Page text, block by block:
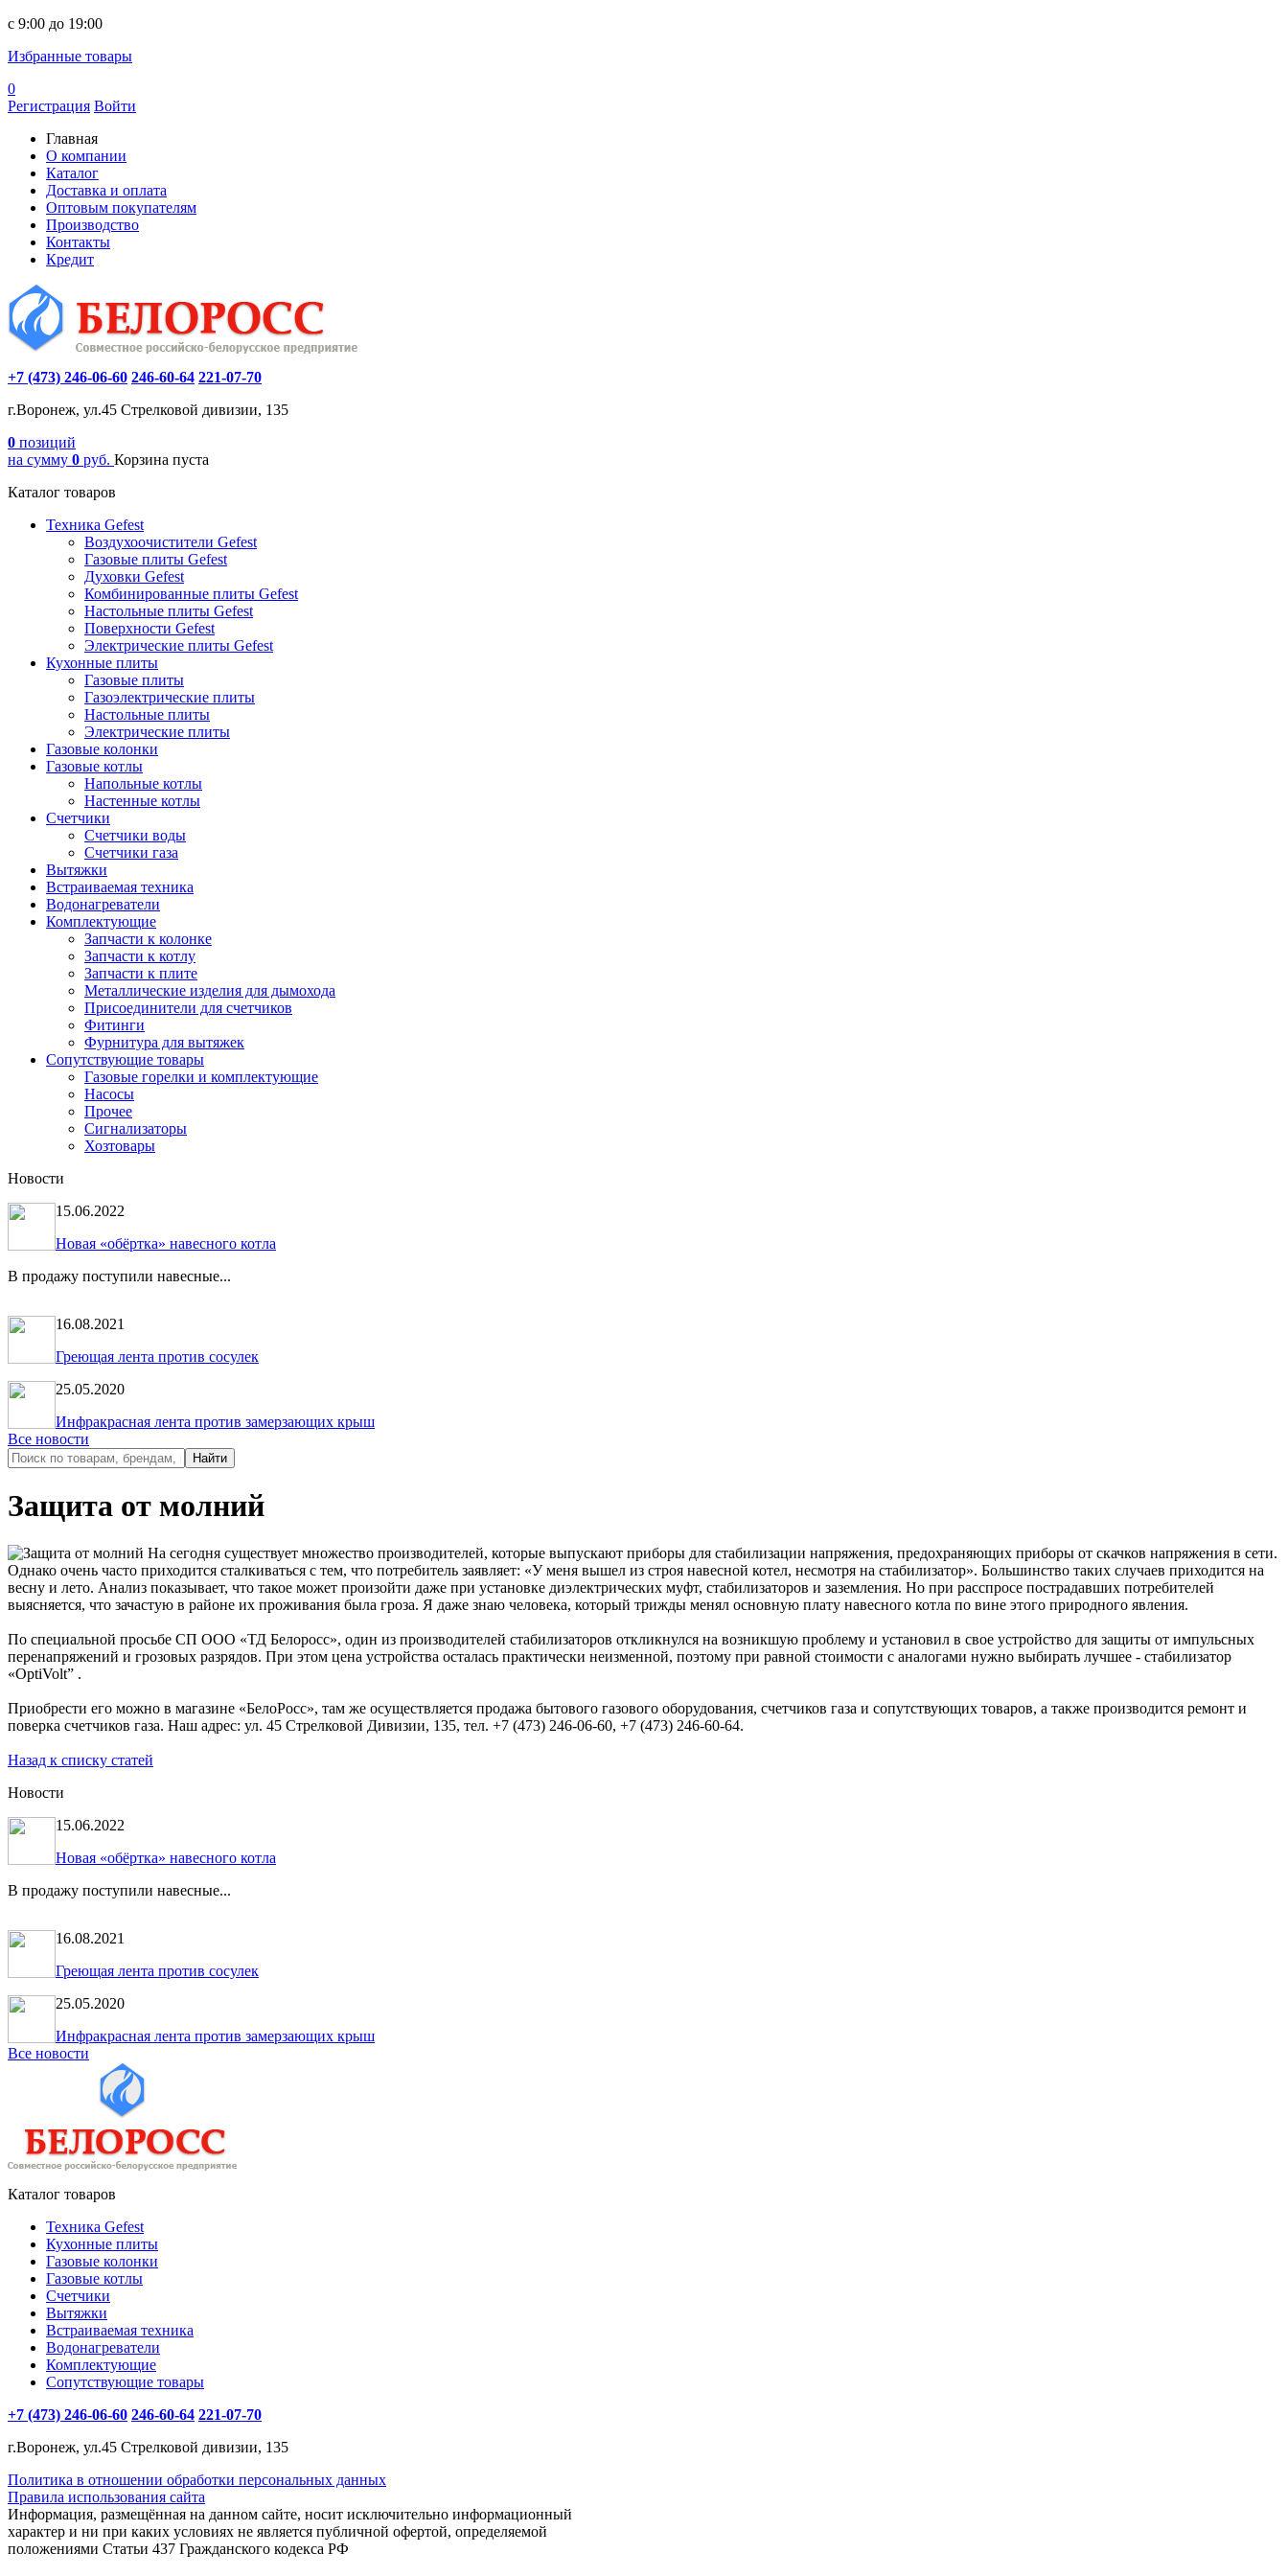
c 9:00 до 19:00
Избранные товары
0
Регистрация Войти
Главная
О компании
Каталог
Доставка и оплата
Оптовым покупателям
Производство
Контакты
Кредит
+7 (473) 246-06-60 246-60-64 221-07-70
г.Воронеж, ул.45 Стрелковой дивизии, 135
0 позиций
на сумму 0 руб. Корзина пуста
Каталог товаров
Техника Gefest
Воздухоочистители Gefest
Газовые плиты Gefest
Духовки Gefest
Комбинированные плиты Gefest
Настольные плиты Gefest
Поверхности Gefest
Электрические плиты Gefest
Кухонные плиты
Газовые плиты
Газоэлектрические плиты
Настольные плиты
Электрические плиты
Газовые колонки
Газовые котлы
Напольные котлы
Настенные котлы
Счетчики
Счетчики воды
Счетчики газа
Вытяжки
Встраиваемая техника
Водонагреватели
Комплектующие
Запчасти к колонке
Запчасти к котлу
Запчасти к плите
Металлические изделия для дымохода
Присоединители для счетчиков
Фитинги
Фурнитура для вытяжек
Сопутствующие товары
Газовые горелки и комплектующие
Насосы
Прочее
Сигнализаторы
Хозтовары
Новости
15.06.2022
Новая «обёртка» навесного котла
В продажу поступили навесные...
16.08.2021
Греющая лента против сосулек
25.05.2020
Инфракрасная лента против замерзающих крыш
Все новости
Защита от молний
На сегодня существует множество производителей, которые выпускают приборы для стабилизации напряжения, предохраняющих приборы от скачков напряжения в сети.
Однако очень часто приходится сталкиваться с тем, что потребитель заявляет: «У меня вышел из строя навесной котел, несмотря на стабилизатор». Большинство таких случаев приходится на
весну и лето. Анализ показывает, что такое может произойти даже при установке диэлектрических муфт, стабилизаторов и заземления. Но при расспросе пострадавших потребителей
выясняется, что зачастую в районе их проживания была гроза. Я даже знаю человека, который трижды менял основную плату навесного котла по вине этого природного явления.
По специальной просьбе СП ООО «ТД Белоросс», один из производителей стабилизаторов откликнулся на возникшую проблему и установил в свое устройство для защиты от импульсных
перенапряжений и грозовых разрядов. При этом цена устройства осталась практически неизменной, поэтому при равной стоимости с аналогами нужно выбирать лучшее - стабилизатор
«OptiVolt” .
Приобрести его можно в магазине «БелоРосс», там же осуществляется продажа бытового газового оборудования, счетчиков газа и сопутствующих товаров, а также производится ремонт и
поверка счетчиков газа. Наш адрес: ул. 45 Стрелковой Дивизии, 135, тел. +7 (473) 246-06-60, +7 (473) 246-60-64.
Назад к списку статей
Новости
15.06.2022
Новая «обёртка» навесного котла
В продажу поступили навесные...
16.08.2021
Греющая лента против сосулек
25.05.2020
Инфракрасная лента против замерзающих крыш
Все новости
Каталог товаров
Техника Gefest
Кухонные плиты
Газовые колонки
Газовые котлы
Счетчики
Вытяжки
Встраиваемая техника
Водонагреватели
Комплектующие
Сопутствующие товары
+7 (473) 246-06-60 246-60-64 221-07-70
г.Воронеж, ул.45 Стрелковой дивизии, 135
Политика в отношении обработки персональных данных
Правила использования сайта
Информация, размещённая на данном сайте, носит исключительно информационный
характер и ни при каких условиях не является публичной офертой, определяемой
положениями Статьи 437 Гражданского кодекса РФ